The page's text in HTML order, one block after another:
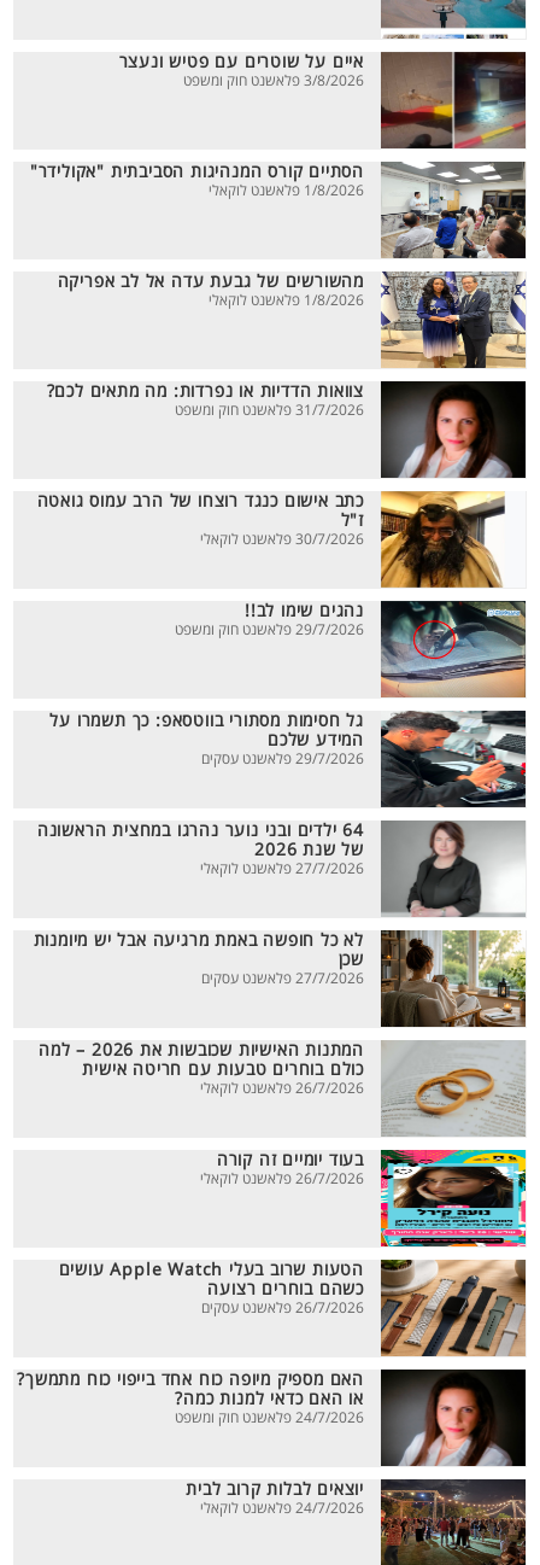
איים על שוטרים עם פטיש ונעצר
3/8/2026 פלאשנט חוק ומשפט
הסתיים קורס המנהיגות הסביבתית "אקולידר"
1/8/2026 פלאשנט לוקאלי
מהשורשים של גבעת עדה אל לב אפריקה
1/8/2026 פלאשנט לוקאלי
צוואות הדדיות או נפרדות: מה מתאים לכם?
31/7/2026 פלאשנט חוק ומשפט
כתב אישום כנגד רוצחו של הרב עמוס גואטה
ז"ל
30/7/2026 פלאשנט לוקאלי
נהגים שימו לב!!
29/7/2026 פלאשנט חוק ומשפט
גל חסימות מסתורי בווטסאפ: כך תשמרו על
המידע שלכם
29/7/2026 פלאשנט עסקים
64 ילדים ובני נוער נהרגו במחצית הראשונה
של שנת 2026
27/7/2026 פלאשנט לוקאלי
לא כל חופשה באמת מרגיעה אבל יש מיומנות
שכן
27/7/2026 פלאשנט עסקים
המתנות האישיות שכובשות את 2026 – למה
כולם בוחרים טבעות עם חריטה אישית
26/7/2026 פלאשנט לוקאלי
בעוד יומיים זה קורה
26/7/2026 פלאשנט לוקאלי
הטעות שרוב בעלי Apple Watch עושים
כשהם בוחרים רצועה
26/7/2026 פלאשנט עסקים
האם מספיק מיופה כוח אחד בייפוי כוח מתמשך?
או האם כדאי למנות כמה?
24/7/2026 פלאשנט חוק ומשפט
יוצאים לבלות קרוב לבית
24/7/2026 פלאשנט לוקאלי